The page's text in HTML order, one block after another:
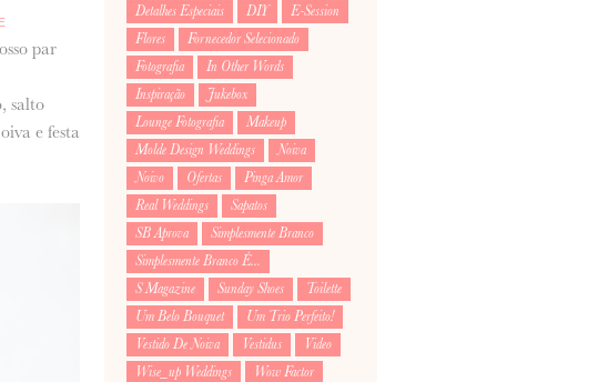
par
salto
e festa
Detalhes Especiais
DIY
E-Session
Flores
Fornecedor Selecionado
Fotografia
In Other Words
Inspiração
Jukebox
Lounge Fotografia
Makeup
Molde Design Weddings
Noiva
Noivo
Ofertas
Pinga Amor
Real Weddings
Sapatos
SB Aprova
Simplesmente Branco
Simplesmente Branco É...
S Magazine
Sunday Shoes
Toilette
Um Belo Bouquet
Um Trio Perfeito!
Vestido De Noiva
Vestidus
Video
Wise_up Weddings
Wow Factor